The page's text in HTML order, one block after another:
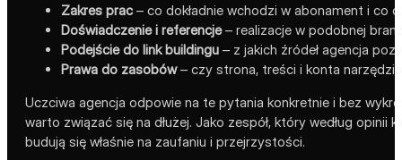
Zakres prac– co dokładnie wchodzi w abonament i co
Doświadczenie i referencje– realizacje w podobnej
Podejście do link buildingu – z jakich źródeł agencja
Prawa do zasobów– czy strona, treści i konta
Uczciwa agencja odpowie na te pytania konkretnie i bez
warto związać się na dłużej. Jako zespół, który według
budują się właśnie na zaufaniu i przejrzystości.